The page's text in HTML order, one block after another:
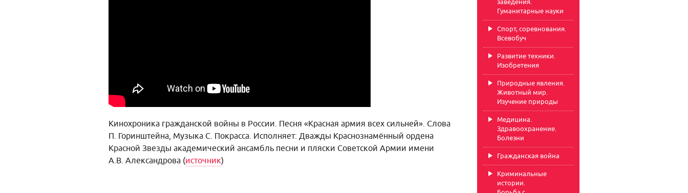
заведения.
Гуманитарные науки
Спорт, соревнования.
Всевобуч
Развитие техники.
Изобретения
Природные явления.
Животный мир.
Изучение природы
Медицина.
Здравоохранение.
Болезни
Гражданская война
Криминальные
истории.
Кинохроника гражданской войны в России. Песня «Красная армия всех сильней». Слова
П. Горинштейна, Музыка С. Покрасса. Исполняет: Дважды Краснознамённый ордена
Красной Звезды академический ансамбль песни и пляски Советской Армии имени
А.В. Александрова (источник)